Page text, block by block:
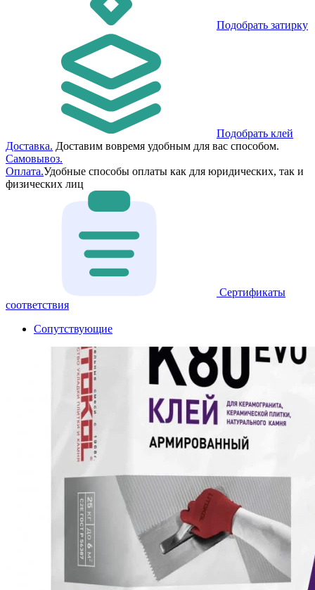
Подобрать затирку
Подобрать клей
Доставка. Доставим вовремя удобным для вас способом.
Самовывоз.
Оплата.Удобные способы оплаты как для юридических, так и
физических лиц
Сертификаты
соответствия
Сопутствующие